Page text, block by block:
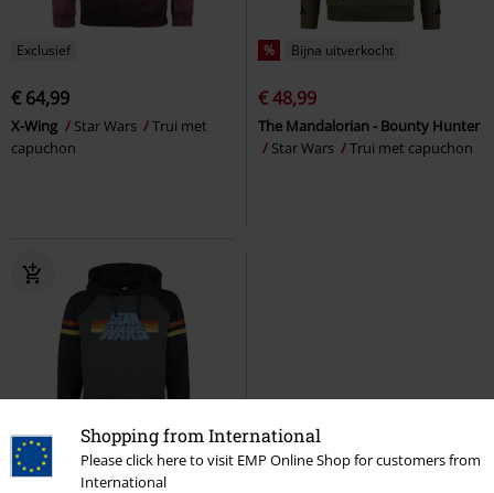
Shopping from International
Please click here to visit EMP Online Shop for customers from
International
Exclusief
€ 64,99
X-Wing Star Wars
Trui met
capuchon
% Bijna uitverkocht
€ 48,99
The Mandalorian - Bounty Hunter
Star Wars
Trui met capuchon
% Bijna uitverkocht